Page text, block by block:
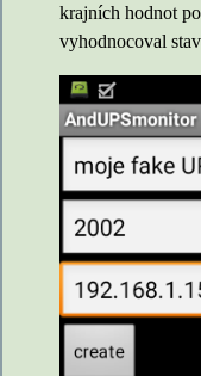
krajních hodnot
vyhodnocoval